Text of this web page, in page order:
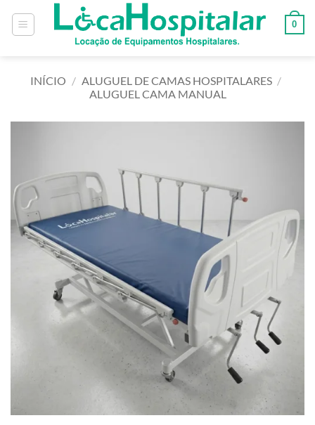
0
INÍCIO / ALUGUEL DE CAMAS HOSPITALARES /
ALUGUEL CAMA MANUAL